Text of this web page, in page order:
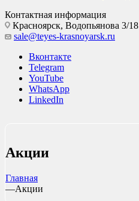
Контактная информация
Красноярск, Водопьянова 3/18
sale@teyes-krasnoyarsk.ru
Вконтакте
Telegram
YouTube
WhatsApp
LinkedIn
Акции
Главная
—Акции